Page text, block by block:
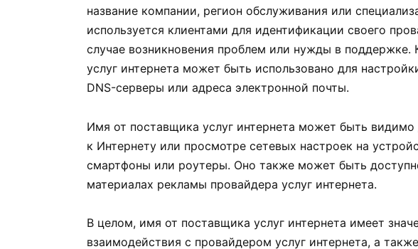
название компании, регион обслуживания или
используется клиентами для идентификации своего
случае возникновения проблем или нужды в
услуг интернета может быть использовано для
DNS-серверы или адреса электронной почты.
Имя от поставщика услуг интернета может быть
к Интернету или просмотре сетевых настроек на
смартфоны или роутеры. Оно также может быть
материалах рекламы провайдера услуг интернета.
В целом, имя от поставщика услуг интернета имеет
взаимодействия с провайдером услуг интернета, а